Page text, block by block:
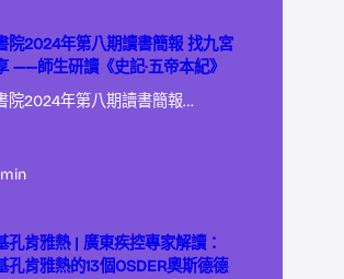
院2024年第八期讀書簡報 找九宮
——師生研讀《史記·五帝本紀》
院2024年第八期讀書簡報…
孔肯雅熱 | 廣東疾控專家解讀：
孔肯雅熱的13個OSDER奧斯德德